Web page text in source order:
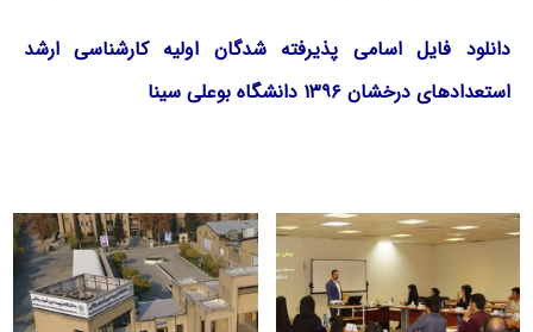
دانلود فایل اسامی پذیرفته شدگان اولیه کارشناسی ارشد
استعدادهای درخشان ۱۳۹۶ دانشگاه بوعلی سینا